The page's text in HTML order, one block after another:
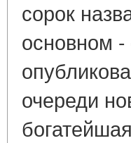
сорок
основном
очереди